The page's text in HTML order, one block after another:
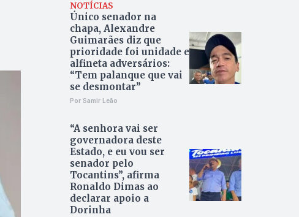
NOTÍCIAS
Único senador na
chapa, Alexandre
Guimarães diz que
prioridade foi unidade e
alfineta adversários:
“Tem palanque que vai
se desmontar”
Por Samir Leão
“A senhora vai ser
governadora deste
Estado, e eu vou ser
senador pelo
Tocantins”, afirma
Ronaldo Dimas ao
declarar apoio a
Dorinha